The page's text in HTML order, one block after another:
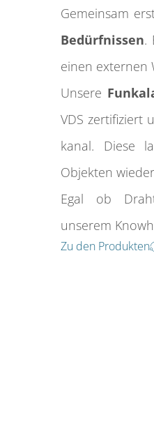
Gemeinsam
Bedürfnissen.
einen externen
Unsere
VDS zertifiziert
kanal. Diese
Objekten
Egal ob
unserem
Zu den Produkten